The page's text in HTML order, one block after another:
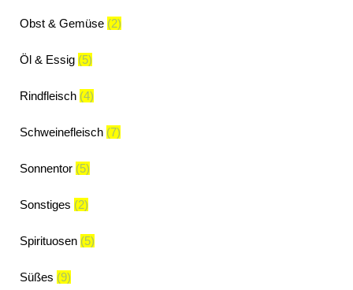
Obst & Gemüse (2)
Öl & Essig (5)
Rindfleisch (4)
Schweinefleisch (7)
Sonnentor (5)
Sonstiges (2)
Spirituosen (5)
Süßes (9)